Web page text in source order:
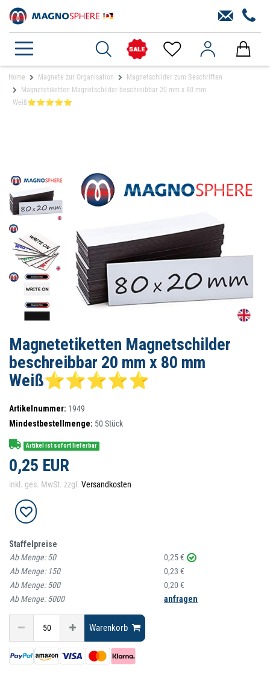
Home Magnete zur Organisation
Magnetschilder zum Beschriften
Magnetetiketten Magnetschilder beschreibbar 20 mm x 80 mm
Weiß⭐⭐⭐⭐⭐
Magnetetiketten Magnetschilder
beschreibbar 20 mm x 80 mm
Weiß⭐⭐⭐⭐⭐
Artikelnummer: 1949
Mindestbestellmenge: 50 Stück
Artikel ist sofort lieferbar
0,25 EUR
inkl. ges. MwSt. zzgl. Versandkosten
Staffelpreise
Ab Menge:50
0,25 €
Ab Menge: 150
0,23 €
Ab Menge:500
0,20 €
Ab Menge:5000 anfragen
Warenkorb